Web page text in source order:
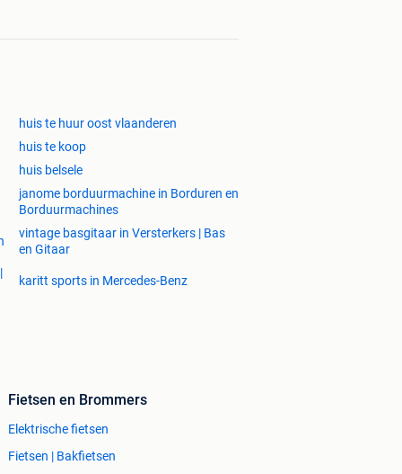
huis te huur oost vlaanderen
huis te koop
huis belsele
janome borduurmachine in Borduren en
Borduurmachines
vintage basgitaar in Versterkers | Bas
en Gitaar
karitt sports in Mercedes-Benz
Fietsen en Brommers
Elektrische fietsen
Fietsen | Bakfietsen